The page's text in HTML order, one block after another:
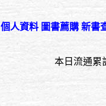
個人資料 圖書薦購 新書
本日流通累計